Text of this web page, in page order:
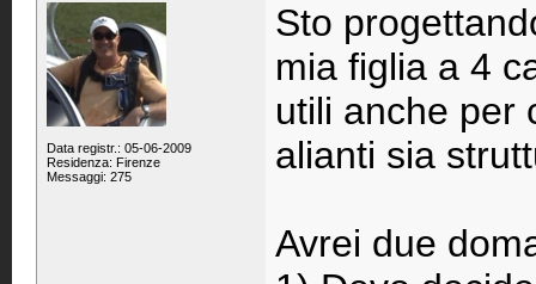
Data registr.: 05-06-2009
Residenza: Firenze
Messaggi: 275
Sto
mia figlia a 4
utili anche per
alianti sia
Avrei due